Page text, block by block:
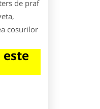
de praf
cosurilor